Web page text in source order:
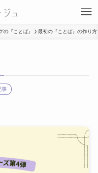
の『ことば』 最初の『ことば』の作り方
事